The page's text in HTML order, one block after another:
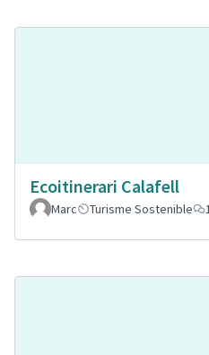
Ecoitinerari Calafell
Marc
Turisme Sostenible